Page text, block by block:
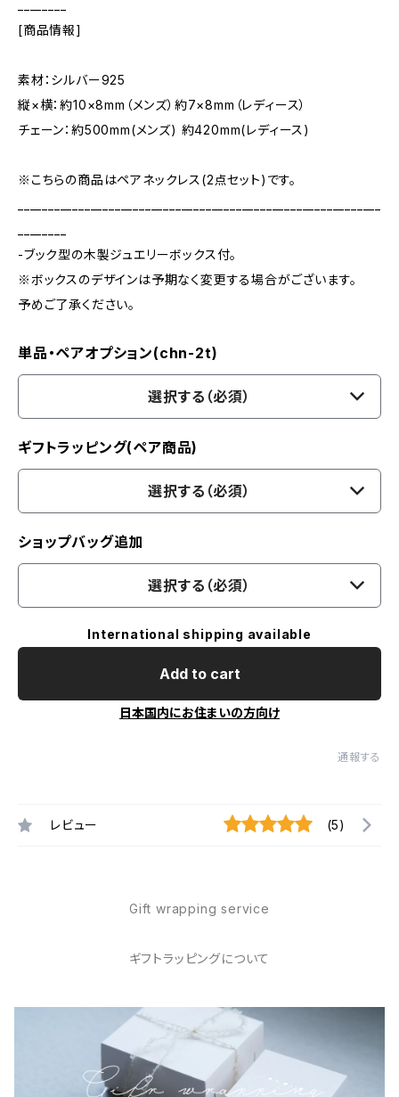
[商品情報]
素材：シルバー925
縦×横：約10×8mm（メンズ）約7×8mm（レディース）
チェーン：約500mm(メンズ) 約420mm(レディース)
※こちらの商品はペアネックレス(2点セット)です。
-ブック型の木製ジュエリーボックス付。
※ボックスのデザインは予期なく変更する場合がございます。
予めご了承ください。
単品・ペアオプション(chn-2t)
選択する（必須）
ギフトラッピング(ペア商品)
選択する（必須）
ショップバッグ追加
選択する（必須）
International shipping available
Add to cart
日本国内にお住まいの方向け
通報する
レビュー (5)
Gift wrapping service
ギフトラッピングについて